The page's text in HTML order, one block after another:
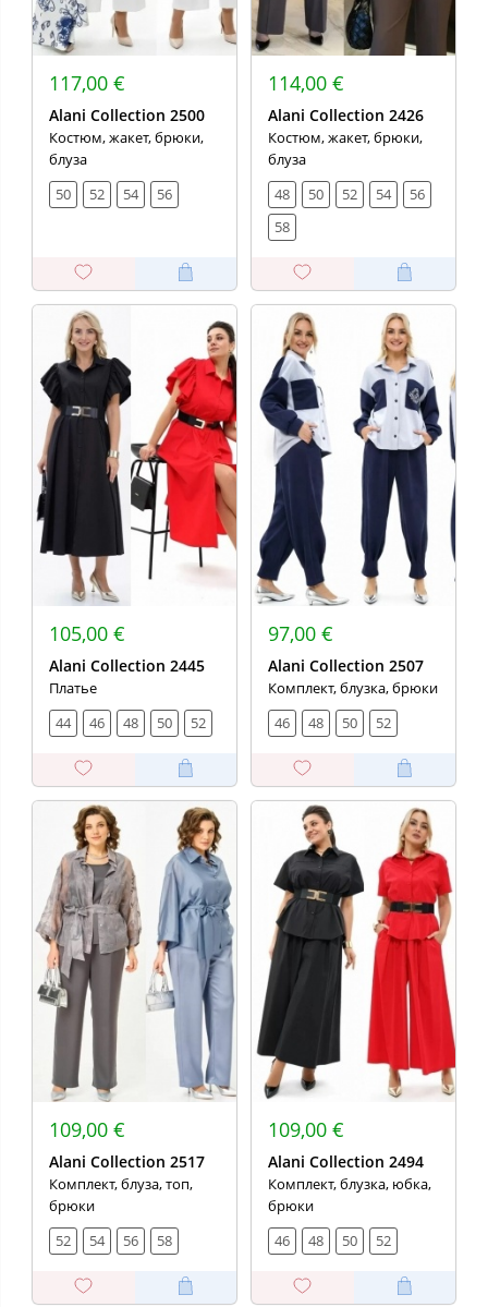
117,00 €
Alani Collection 2500
Костюм, жакет, брюки,
блуза
50
52 54 56
114,00 €
Alani Collection 2426
Костюм, жакет, брюки,
блуза
48
50 52 54
56
58
105,00 €
Alani Collection 2445
Платье
44
46 48 50 52
97,00 €
Alani Collection 2507
Комплект, блузка, брюки
46
48 50 52
109,00 €
Alani Collection 2517
Комплект, блуза, топ,
брюки
52
54 56 58
109,00 €
Alani Collection 2494
Комплект, блузка, юбка,
брюки
46
48 50 52